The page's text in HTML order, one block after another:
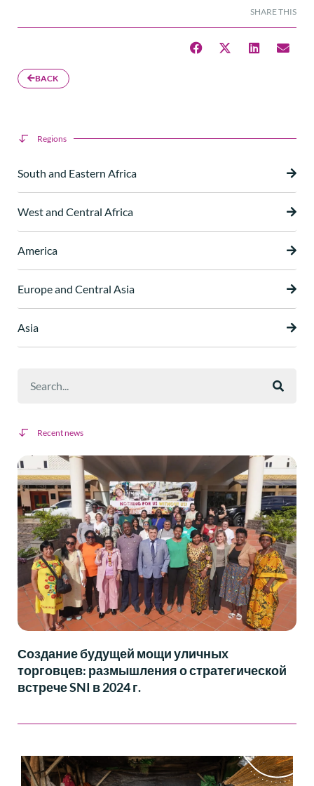
SHARE THIS
BACK
Regions
South and Eastern Africa
West and Central Africa
America
Europe and Central Asia
Asia
Recent news
Создание будущей мощи уличных
торговцев: размышления о стратегической
встрече SNI в 2024 г.